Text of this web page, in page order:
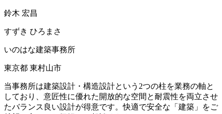
鈴木 宏昌
すずき ひろまさ
いのはな建築事務所
東京都 東村山市
当事務所は建築設計・構造設計という2つの柱を業務の軸と
しており、意匠性に優れた開放的な空間と耐震性を両立させ
たバランス良い設計が得意です。快適で安全な「建築」をご